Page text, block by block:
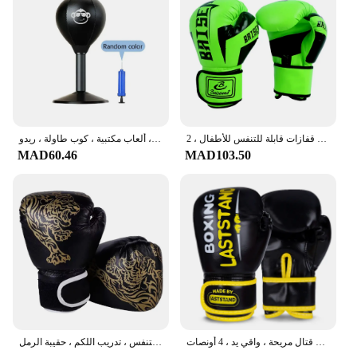
كيس تثقيب مكتبي مع كرة شفط ، باستر إجهاد ، شد شفط ، كوب ملاكمة ، ألعاب مكتبية ، كوب طاولة ، ريدو M0L4
MAD60.46
قفاز مسابقة من جلد البولي يوريثين للأطفال ، قفازات تدريب احترافية لمواي تاي ، ملاكمة إسفنجية ، قفازات قابلة للتنفس للأطفال ، 2
MAD103.50